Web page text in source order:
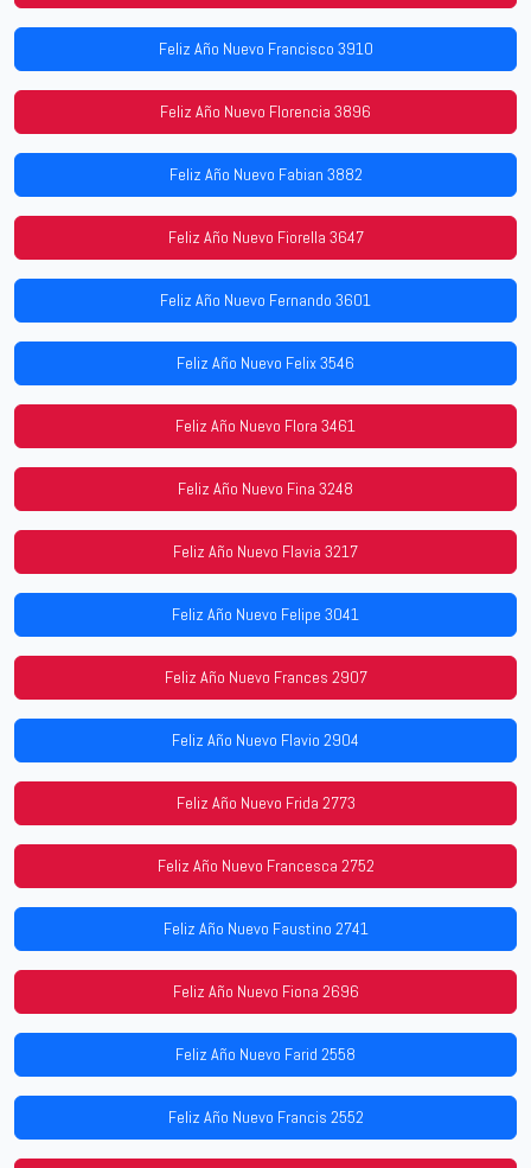
Feliz Año Nuevo Francisco 3910
Feliz Año Nuevo Florencia 3896
Feliz Año Nuevo Fabian 3882
Feliz Año Nuevo Fiorella 3647
Feliz Año Nuevo Fernando 3601
Feliz Año Nuevo Felix 3546
Feliz Año Nuevo Flora 3461
Feliz Año Nuevo Fina 3248
Feliz Año Nuevo Flavia 3217
Feliz Año Nuevo Felipe 3041
Feliz Año Nuevo Frances 2907
Feliz Año Nuevo Flavio 2904
Feliz Año Nuevo Frida 2773
Feliz Año Nuevo Francesca 2752
Feliz Año Nuevo Faustino 2741
Feliz Año Nuevo Fiona 2696
Feliz Año Nuevo Farid 2558
Feliz Año Nuevo Francis 2552